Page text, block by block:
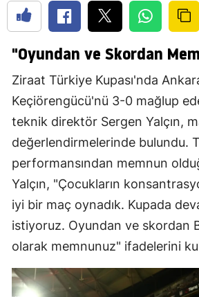
"Oyundan ve Skordan
Ziraat Türkiye Kupası'nda
Keçiörengücü'nü 3-0 mağlup
teknik direktör Sergen Yalçın,
değerlendirmelerinde bulundu.
performansından memnun
Yalçın, "Çocukların
iyi bir maç oynadık. Kupada
istiyoruz. Oyundan ve skordan
olarak memnunuz" ifadelerini